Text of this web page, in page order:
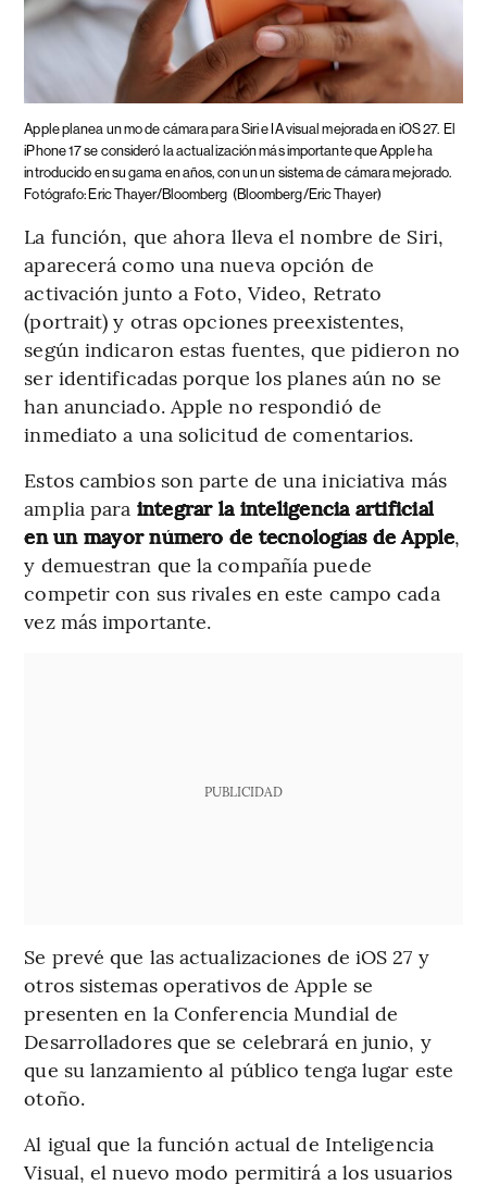
Apple planea un mo de cámara para Siri e IA visual mejorada en iOS 27. El
iPhone 17 se consideró la actualización más importante que Apple ha
introducido en su gama en años, con un un sistema de cámara mejorado.
Fotógrafo: Eric Thayer/Bloomberg (Bloomberg/Eric Thayer)
La función, que ahora lleva el nombre de Siri,
aparecerá como una nueva opción de
activación junto a Foto, Video, Retrato
(portrait) y otras opciones preexistentes,
según indicaron estas fuentes, que pidieron no
ser identificadas porque los planes aún no se
han anunciado. Apple no respondió de
inmediato a una solicitud de comentarios.
Estos cambios son parte de una iniciativa más
amplia para integrar la inteligencia artificial
en un mayor número de tecnologías de Apple,
y demuestran que la compañía puede
competir con sus rivales en este campo cada
vez más importante.
PUBLICIDAD
Se prevé que las actualizaciones de iOS 27 y
otros sistemas operativos de Apple se
presenten en la Conferencia Mundial de
Desarrolladores que se celebrará en junio, y
que su lanzamiento al público tenga lugar este
otoño.
Al igual que la función actual de Inteligencia
Visual, el nuevo modo permitirá a los usuarios